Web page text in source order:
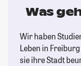
Was
Wir haben
Leben in
sie ihre Stadt